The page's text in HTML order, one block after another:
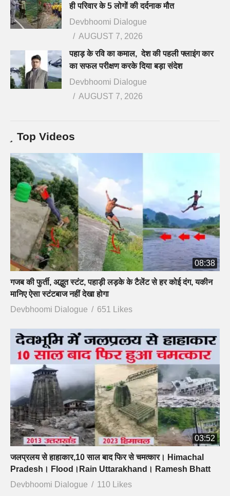
ही परिवार के 5 लोगों की दर्दनाक मौत
Devbhoomi Dialogue
AUGUST 7, 2026
पहाड़ के रवि का कमाल, देश की पहली फ्लाइंग कार
का सफल परीक्षण करके दिया बड़ा संदेश
Devbhoomi Dialogue
AUGUST 7, 2026
Top Videos
08:38
गजब की फुर्ती, अद्भुत स्टंट, पहाड़ी लड़के के टैलेंट से हर कोई दंग, यकीन
मानिए ऐसा स्टंटबाज नहीं देखा होगा
Devbhoomi Dialogue
651 Likes
03:52
जलप्रलय से हाहाकार,10 साल बाद फिर से चमत्कार। Himachal
Pradesh। Flood।Rain Uttarakhand। Ramesh Bhatt
Devbhoomi Dialogue
110 Likes